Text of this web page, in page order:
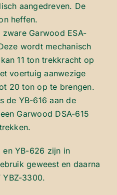
aangedreven. De
heffen.
Garwood ESA-
wordt mechanisch
11 ton trekkracht op
voertuig aanwezige
20 ton op te brengen.
de YB-616 aan de
Garwood DSA-615
en YB-626 zijn in
geweest en daarna
YBZ-3300.